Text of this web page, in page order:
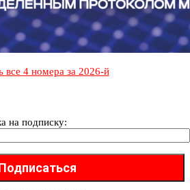
все 4 номера за 2026-й
на подписку: